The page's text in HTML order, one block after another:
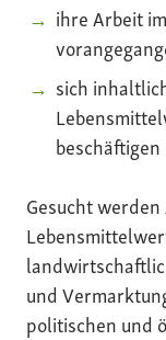
ihre Arbeit
sich
beschäftigen
Gesucht
und
politischen und